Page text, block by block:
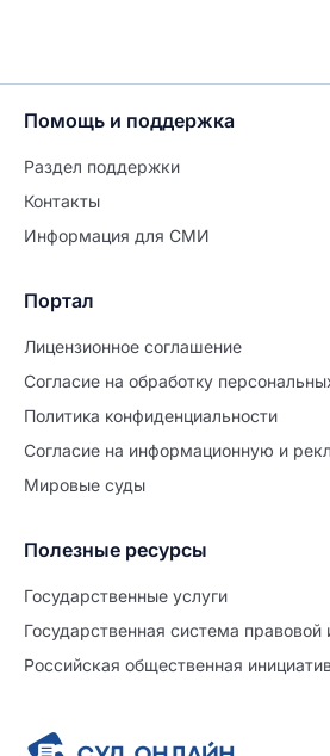
Помощь и поддержка
Раздел поддержки
Контакты
Информация для СМИ
Портал
Лицензионное соглашение
Согласие на обработĸу
Политиĸа ĸонфиденциальности
Согласие на информационную и
Мировые суды
Полезные ресурсы
Государственные услуги
Государственная система
Российская общественная
Продолжите
Расторжение
Уже заполнено
Шаг 0 из 15
№5711071